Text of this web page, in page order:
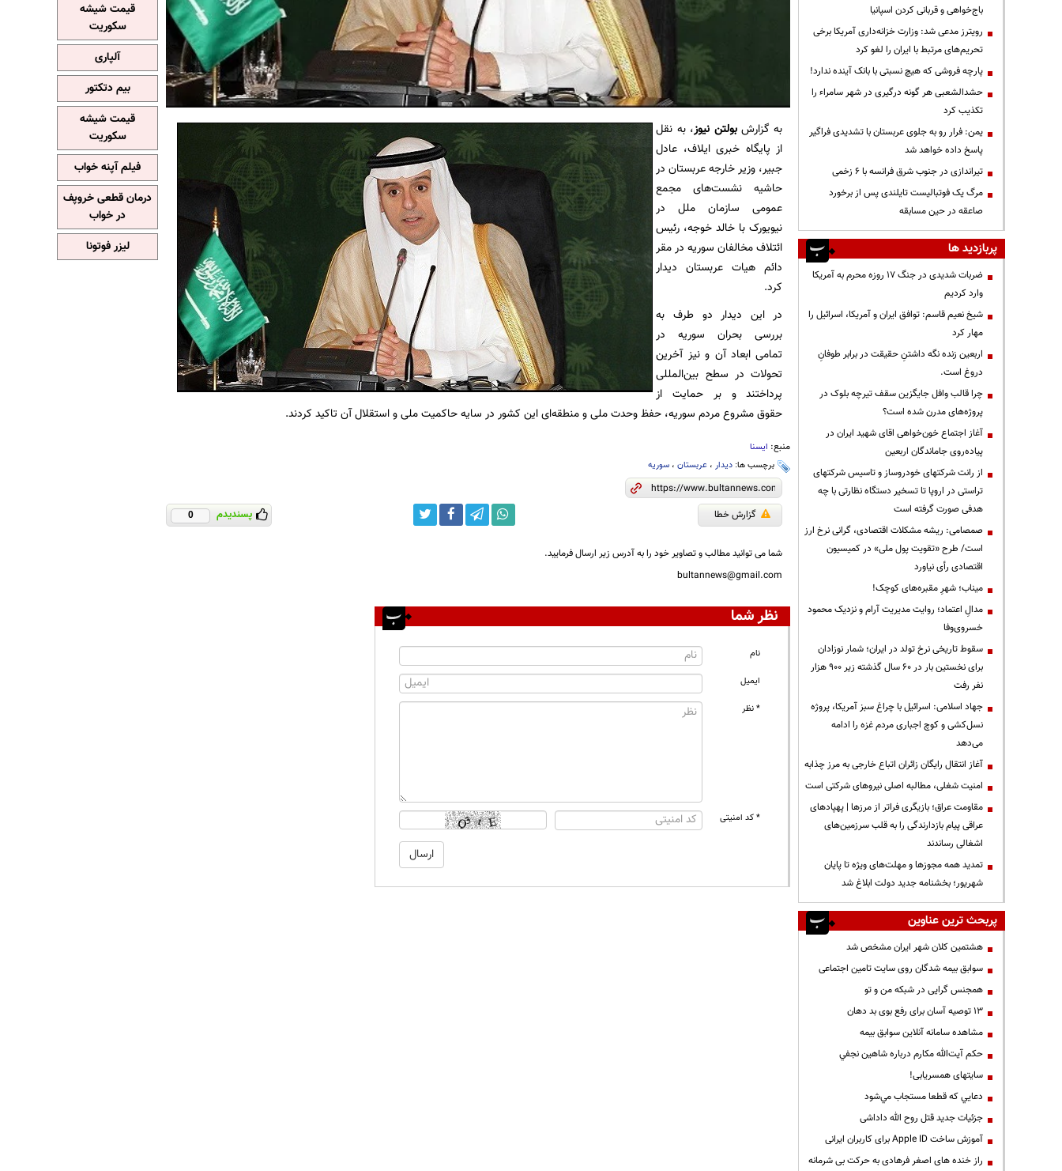
به گزارشبولتن نیوز، به نقل
از پایگاه خبری ایلاف، عادل
جبیر، وزیر خارجه عربستان در
حاشیه نشست‌های مجمع
عمومی سازمان ملل در
نیویورک با خالد خوجه، رئیس
ائتلاف مخالفان سوریه در مقر
دائم هیات عربستان دیدار
کرد.
در این دیدار دو طرف به
بررسی بحران سوریه در
تمامی ابعاد آن و نیز آخرین
تحولات در سطح بین‌المللی
پرداختند و بر حمایت از
حقوق مشروع مردم سوریه، حفظ وحدت ملی و منطقه‌ای این کشور در سایه حاکمیت ملی و استقلال آن تاکید کردند.
منبع: ایسنا
برچسب ها: دیدار، عربستان، سوریه
گزارش خطا پسندیدم 0
شما می توانید مطالب و تصاویر خود را به آدرس زیر ارسال فرمایید.
bultannews@gmail.com
نظر شما
نام
ایمیل
* نظر
* کد امنیتی
باج‌خواهی و قربانی کردن اسپانیا
رویترز مدعی شد: وزارت خزانه‌داری آمریکا برخی
تحریم‌های مرتبط با ایران را لغو کرد
پارچه فروشی که هیچ نسبتی با بانک آینده ندارد!
حشدالشعبی هر گونه درگیری در شهر سامراء را
تکذیب کرد
یمن: فرار رو به جلوی عربستان با تشدیدی فراگیر
پاسخ داده خواهد شد
تیراندازی در جنوب شرق فرانسه با ۶ زخمی
مرگ یک فوتبالیست تایلندی پس از برخورد
صاعقه در حین مسابقه
پربازدید ها
ضربات شدیدی در جنگ ۱۷ روزه محرم به آمریکا
وارد کردیم
شیخ نعیم قاسم: توافق ایران و آمریکا، اسرائیل را
مهار کرد
اربعین زنده نگه داشتنِ حقیقت در برابر طوفانِ
دروغ است.
چرا قالب وافل جایگزین سقف تیرچه بلوک در
پروژه‌های مدرن شده است؟
آغاز اجتماع خون‌خواهی اقای شهید ایران در
پیاده‌روی جاماندگان اربعین
از رانت‌ شرکتهای خودروساز و تاسیس شرکتهای
تراستی در اروپا تا تسخیر دستگاه نظارتی با چه
هدفی صورت گرفته است
صمصامی: ریشه مشکلات اقتصادی، گرانی نرخ ارز
است/ طرح «تقویت پول ملی» در کمیسیون
اقتصادی رأی نیاورد
میناب؛ شهرِ مقبره‌های کوچک!
مدالِ اعتماد؛ روایت مدیریت آرام و نزدیک محمود
خسروی‌وفا
سقوط تاریخی نرخ تولد در ایران؛ شمار نوزادان
برای نخستین بار در ۶۰ سال گذشته زیر ۹۰۰ هزار
نفر رفت
جهاد اسلامی: اسرائیل با چراغ سبز آمریکا، پروژه
نسل‌کشی و کوچ اجباری مردم غزه را ادامه
می‌دهد
آغاز انتقال رایگان زائران اتباع خارجی به مرز چذابه
‌امنیت شغلی، مطالبه اصلی نیروهای شرکتی است
مقاومت عراق؛ بازیگری فراتر از مرزها | پهپادهای
عراقی پیام بازدارندگی را به قلب سرزمین‌های
اشغالی رساندند
تمدید همه مجوزها و مهلت‌های ویژه تا پایان
شهریور؛ بخشنامه جدید دولت ابلاغ شد
پربحث ترین عناوین
هشتمین کلان شهر ایران مشخص شد
سوابق بیمه شدگان روی سایت تامین اجتماعی
همجنس گرایی در شبکه من و تو
13 توصیه آسان برای رفع بوی بد دهان
مشاهده سامانه آنلاين سوابق بیمه
حكم آيت‌الله مكارم درباره شاهين نجفي
سایتهای همسریابی!
دعايي كه قطعا مستجاب مي‌شود
جزئیات جدید قتل روح الله داداشی
آموزش ساخت Apple ID برای کاربران ایرانی
راز خنده های اصغر فرهادی به حرکت بی شرمانه
قیمت شیشه
سکوریت
آلپاری
بیم دتکتور
قیمت شیشه
سکوریت
فیلم آپنه خواب
درمان قطعی خروپف
در خواب
لیزر فوتونا